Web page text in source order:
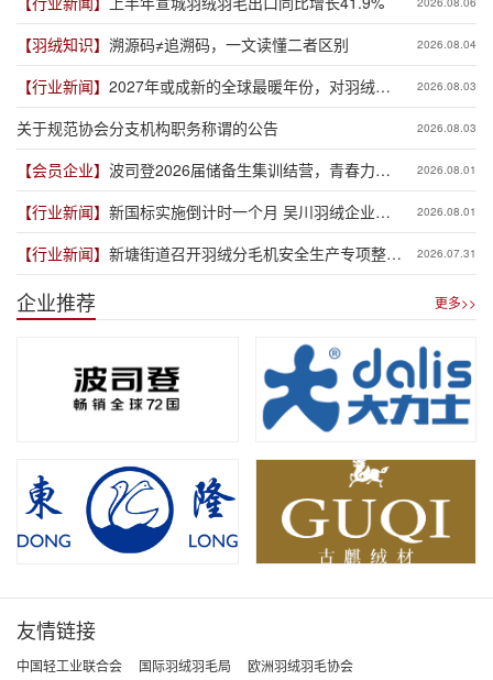
【羽绒知识】 溯源码≠追溯码，一文读懂二者区别 2026.08.04
【行业新闻】 2027年或成新的全球最暖年份，对羽绒产
业有何影响？
2026.08.03
关于规范协会分支机构职务称谓的公告 2026.08.03
【会员企业】 波司登2026届储备生集训结营，青春力量
赋能品牌新程
2026.08.01
【行业新闻】 新国标实施倒计时一个月 吴川羽绒企业集
体“抢跑”新规
2026.08.01
【行业新闻】 新塘街道召开羽绒分毛机安全生产专项整治
推进会
2026.07.31
企业推荐 更多>>
友情链接
中国轻工业联合会 国际羽绒羽毛局
欧洲羽绒羽毛协会